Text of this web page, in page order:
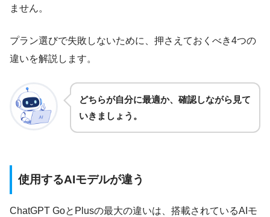
ません。
プラン選びで失敗しないために、押さえておくべき4つの
違いを解説します。
どちらが自分に最適か、確認しながら見て
いきましょう。
使用するAIモデルが違う
ChatGPT GoとPlusの最大の違いは、搭載されているAIモ